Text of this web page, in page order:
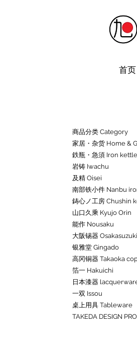
首页
商品分类 Category
家居・杂货 Home &
鉄瓶・急須 Iron
岩铸 Iwachu
及精 Oisei
南部铁小件 Nanbu
鋳心ノ工房 Chushin
山口久乘 Kyujo Orin
能作 Nousaku
大阪锡器 Osakasuzuki
银雅堂 Gingado
高冈铜器 Takaoka
箔一 Hakuichi
日本漆器
一双 Issou
桌上用具 Tableware
TAKEDA DESIGN